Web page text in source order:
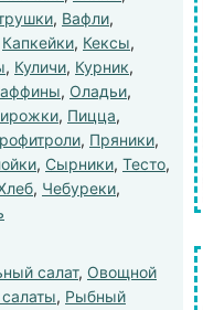
, Вафли,
Капкейки, Кексы,
, Куличи, Курник,
, Оладьи,
, Пицца,
, Пряники,
, Сырники, Тесто,
, Чебуреки,
салат, Овощной
, Рыбный